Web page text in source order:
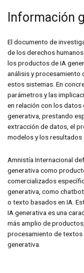
Información
El documento de
de los derechos
los productos de IA
análisis y procesamiento
estos sistemas. En
parámetros y las
en relación con los datos
generativa, prestando
extracción de datos, el
modelos y los resultados
Amnistía Internacional
generativa como
comercializados
generativa, como
o texto basados en IA.
IA generativa es una
más amplio de
procesamiento de
generativa.